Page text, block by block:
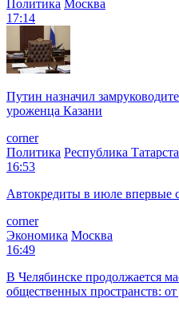
Политика Москва
17:14
Путин назначил
уроженца Казани
corner
Политика Республика
16:53
Автокредиты в июле впервые
corner
Экономика Москва
16:49
В Челябинске продолжается
общественных пространств: